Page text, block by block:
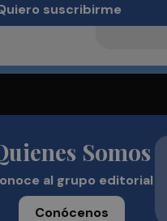
suscribirme
Somos
al grupo editorial
Conócenos